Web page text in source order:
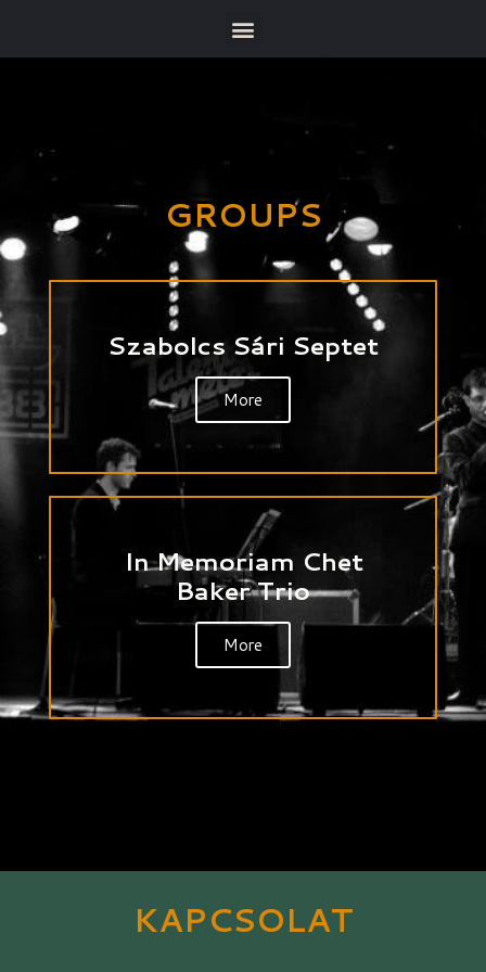
GROUPS
Szabolcs Sári Septet
More
In Memoriam Chet
Baker Trio
More
KAPCSOLAT